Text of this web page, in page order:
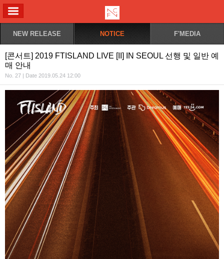
NEW RELEASE NOTICE F'MEDIA
[콘서트] 2019 FTISLAND LIVE [II] IN SEOUL 선행 및 일반 예
매 안내
No. 27 | Date 2019.05.24 12:00